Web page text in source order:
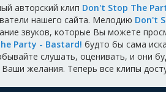
авторский клип Don't Stop The
нашего сайта. Мелодию Don't
звуков, которые Вы можете
Party - Bastard! будто бы сама
слушать, оценивать, и они
желания. Теперь все клипы